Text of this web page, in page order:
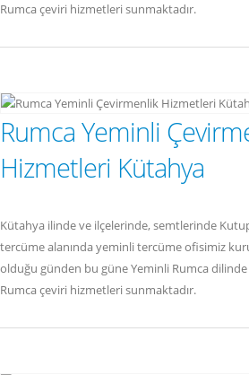
Rumca çeviri hizmetleri sunmaktadır.
Rumca Yeminli
Hizmetleri Kütahya
Kütahya ilinde ve ilçelerinde, semtlerinde
tercüme alanında yeminli tercüme ofisimiz
olduğu günden bu güne Yeminli Rumca
Rumca çeviri hizmetleri sunmaktadır.